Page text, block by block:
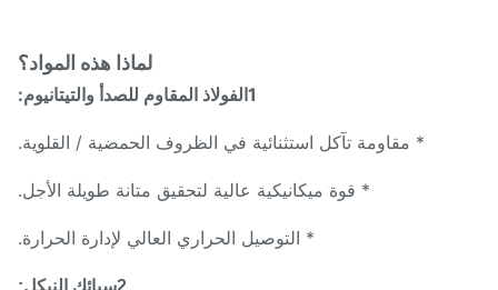
لماذا هذه المواد؟
* مقاومة تآكل استثنائية في الظروف الحمضية / القلوية.
* قوة ميكانيكية عالية لتحقيق متانة طويلة الأجل.
* التوصيل الحراري العالي لإدارة الحرارة.